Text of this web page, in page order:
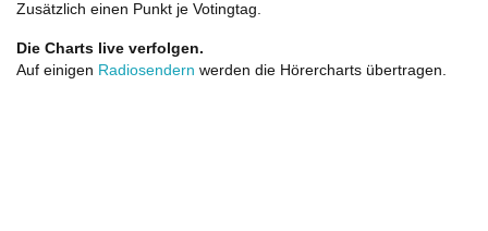
Zusätzlich einen Punkt je Votingtag.
Die Charts live verfolgen.
Auf einigen Radiosendern werden die Hörercharts übertragen.